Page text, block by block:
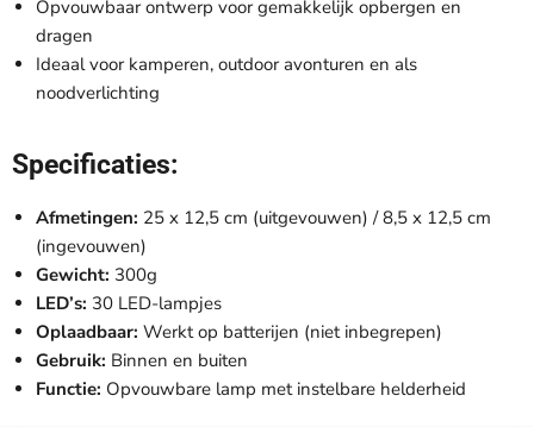
Opvouwbaar ontwerp voor gemakkelijk opbergen en
dragen
Ideaal voor kamperen, outdoor avonturen en als
noodverlichting
Specificaties:
Afmetingen: 25 x 12,5 cm (uitgevouwen) / 8,5 x 12,5 cm
(ingevouwen)
Gewicht: 300g
LED’s: 30 LED-lampjes
Oplaadbaar: Werkt op batterijen (niet inbegrepen)
Gebruik: Binnen en buiten
Functie: Opvouwbare lamp met instelbare helderheid